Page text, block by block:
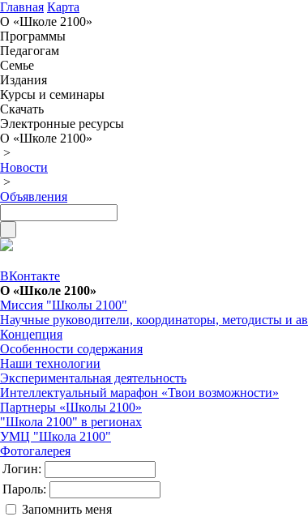
Главная Карта
О «Школе 2100»
Программы
Педагогам
Семье
Издания
Курсы и семинары
Скачать
Электронные ресурсы
О «Школе 2100»
>
Новости
>
Объявления
ВКонтакте
О «Школе 2100»
Миссия "Школы 2100"
Научные руководители, координаторы, методисты и
Концепция
Особенности содержания
Наши технологии
Экспериментальная деятельность
Интеллектуальный марафон «Твои возможности»
Партнеры «Школы 2100»
"Школа 2100" в регионах
УМЦ "Школа 2100"
Фотогалерея
Логин:
Пароль:
Запомнить меня